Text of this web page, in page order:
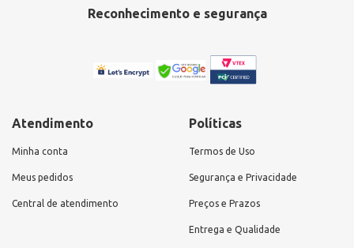
Reconhecimento e segurança
Atendimento
Minha conta
Meus pedidos
Central de atendimento
Políticas
Termos de Uso
Segurança e Privacidade
Preços e Prazos
Entrega e Qualidade